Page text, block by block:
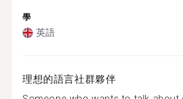
學
英語
理想的語言社群夥伴